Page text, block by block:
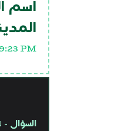
اسم
PM
السؤال - 1